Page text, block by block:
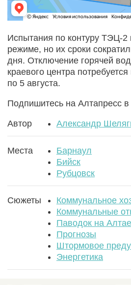
Испытания по контуру ТЭЦ-
режиме, но их сроки
дня. Отключение горячей
краевого центра
по 5 августа.
Подпишитесь на Алтапресс в
Автор Александр
Места
Барнаул
Бийск
Рубцовск
Сюжеты
Коммунальное
Коммунальные
Паводок на Алтае
Прогнозы
Штормовое
Энергетика